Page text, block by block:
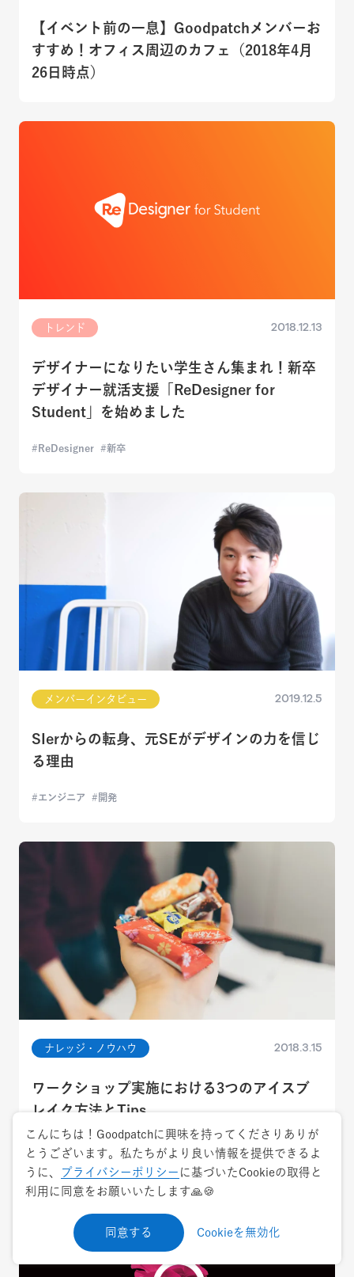
【イベント前の一息】Goodpatchメンバーお
すすめ！オフィス周辺のカフェ（2018年4月
26日時点）
トレンド 2018.12.13
デザイナーになりたい学生さん集まれ！新卒
デザイナー就活支援「ReDesigner for
Student」を始めました
ReDesigner 新卒
メンバーインタビュー 2019.12.5
SIerからの転身、元SEがデザインの力を信じ
る理由
エンジニア 開発
ナレッジ・ノウハウ 2018.3.15
ワークショップ実施における3つのアイスブ
レイク方法とTips
コミュニケーションデザイン デザイン思考/デザインプロセス
こんにちは！Goodpatchに興味を持ってくださりありが
とうございます。私たちがより良い情報を提供できるよ
うに、
プライバシーポリシー に基づいたCookieの取得と
利用に同意をお願いいたします🙏🍪
同意する Cookieを無効化